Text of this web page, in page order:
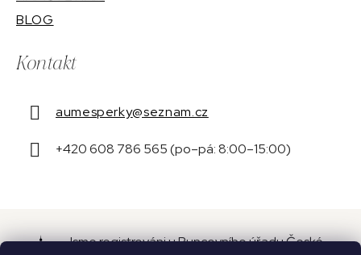
BLOG
Kontakt
aumesperky@seznam.cz
+420 608 786 565 (po–pá: 8:00–15:00)
Jsme registrováni u Puncovního úřadu České